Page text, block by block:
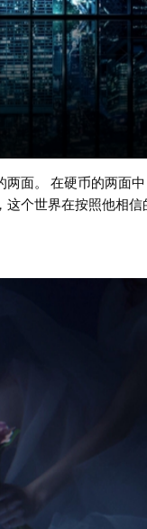
面。 在硬币的两面
个世界在按照他相信
，真正的深层逻辑一
/ Black Metal
）、自赏（
格，如后摇、氛围音乐
黑金属的愤怒、憎恨